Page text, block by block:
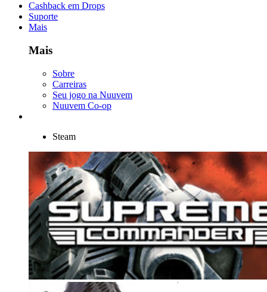
Cashback em Drops
Suporte
Mais
Mais
Sobre
Carreiras
Seu jogo na Nuuvem
Nuuvem Co-op
Steam